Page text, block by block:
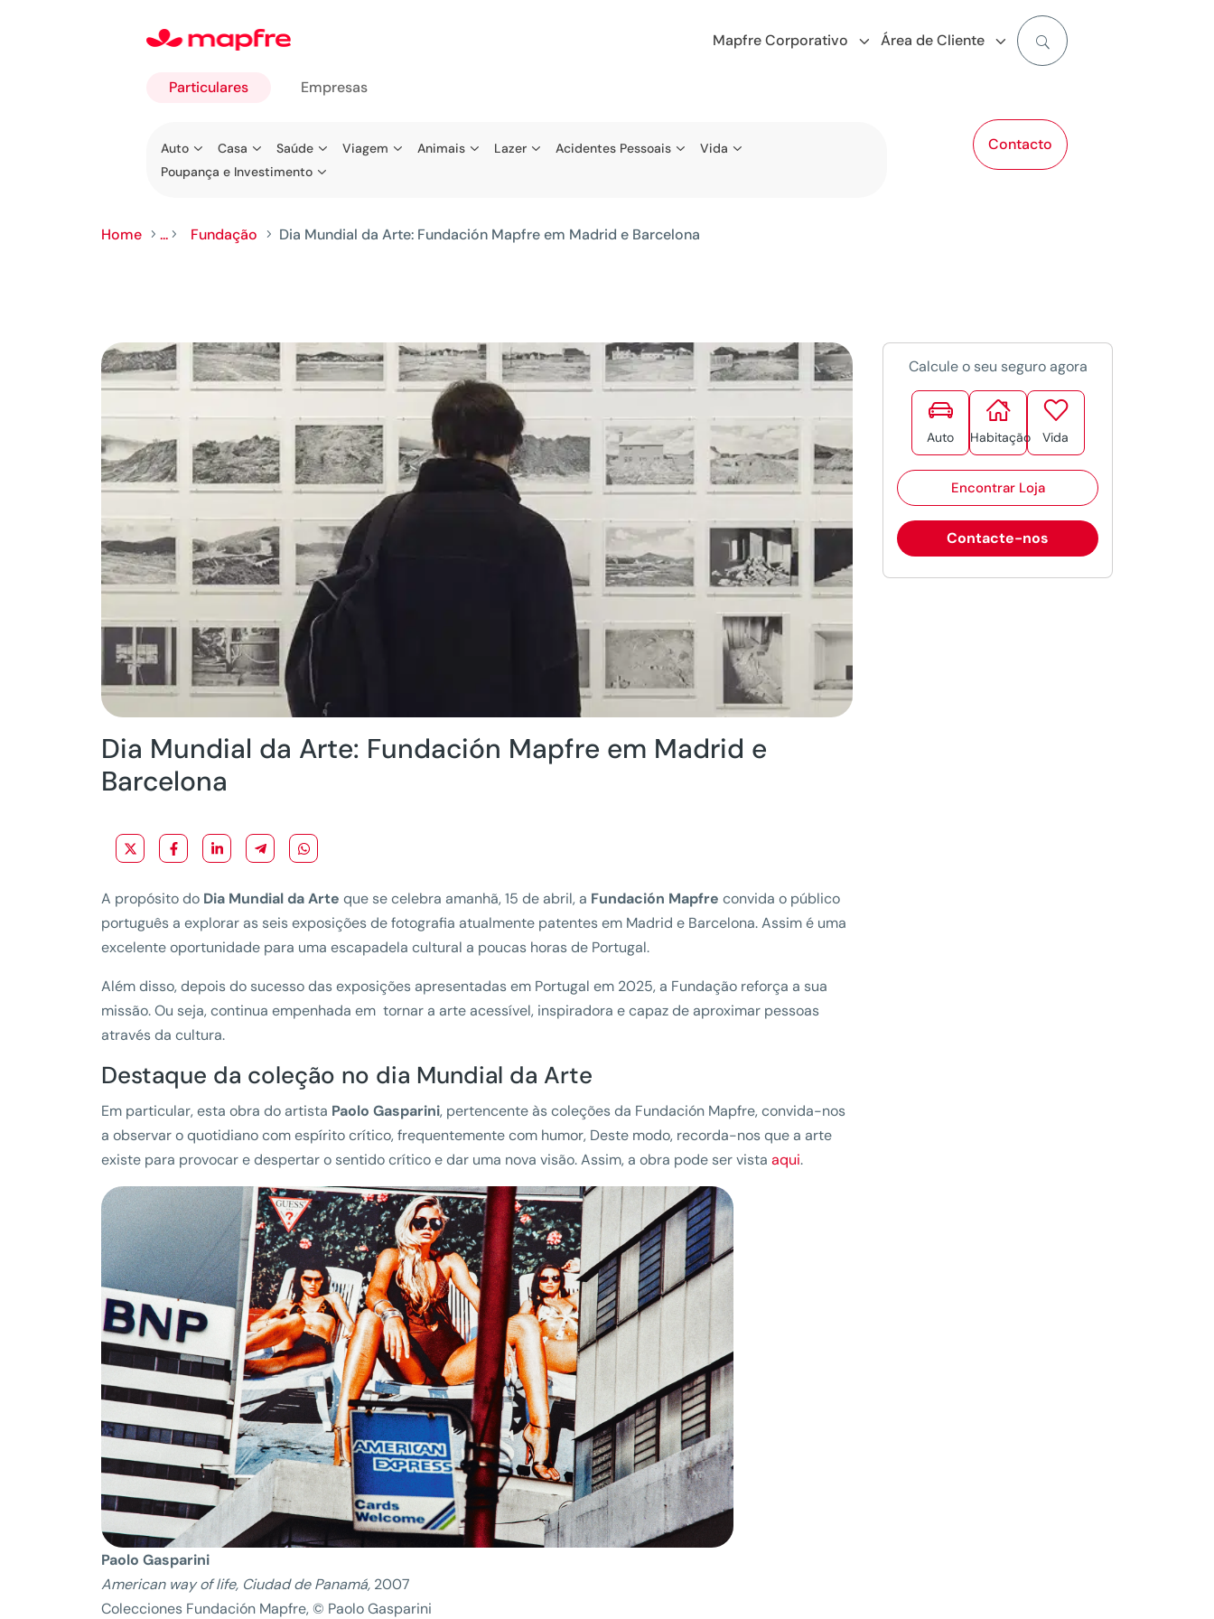
Mapfre Corporativo Área de Cliente
Contacto
Particulares
Ir para
Particulares
Auto Casa Saúde Viagem Animais Lazer Acidentes Pessoais
Vida
Poupança e Investimento
Empresas
Home 5 ... 5 Fundação 5 Dia Mundial da Arte: Fundación Mapfre em Madrid e Barcelona
Dia Mundial da Arte: Fundación Mapfre em Madrid e
Barcelona
A propósito do Dia Mundial da Arte que se celebra amanhã, 15 de abril, a Fundación Mapfre convida o público
português a explorar as seis exposições de fotografia atualmente patentes em Madrid e Barcelona. Assim é uma
excelente oportunidade para uma escapadela cultural a poucas horas de Portugal.
Além disso, depois do sucesso das exposições apresentadas em Portugal em 2025, a Fundação reforça a sua
missão. Ou seja, continua empenhada em tornar a arte acessível, inspiradora e capaz de aproximar pessoas
através da cultura.
Destaque da coleção no dia Mundial da Arte
Em particular, esta obra do artista Paolo Gasparini, pertencente às coleções da Fundación Mapfre, convida-nos
a observar o quotidiano com espírito crítico, frequentemente com humor, Deste modo, recorda-nos que a arte
existe para provocar e despertar o sentido crítico e dar uma nova visão. Assim, a obra pode ser vista aqui.
Paolo Gasparini
American way of life, Ciudad de Panamá, 2007
Colecciones Fundación Mapfre, © Paolo Gasparini
Calcule o seu seguro agora

Auto

Habitação

Vida
Encontrar Loja
Contacte-nos